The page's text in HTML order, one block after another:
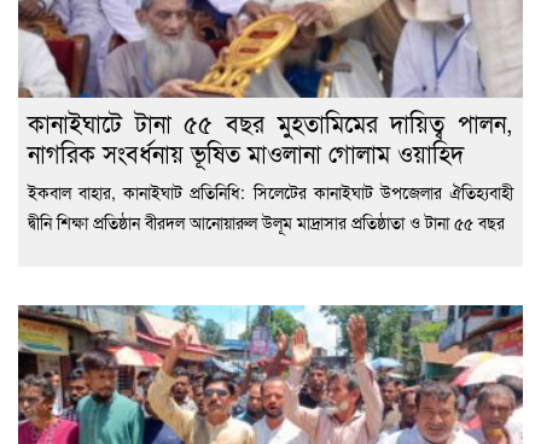
কানাইঘাটে টানা ৫৫ বছর মুহতামিমের দায়িত্ব পালন,
নাগরিক সংবর্ধনায় ভূষিত মাওলানা গোলাম ওয়াহিদ
ইকবাল বাহার, কানাইঘাট প্রতিনিধি: সিলেটের কানাইঘাট উপজেলার ঐতিহ্যবাহী
দ্বীনি শিক্ষা প্রতিষ্ঠান বীরদল আনোয়ারুল উলূম মাদ্রাসার প্রতিষ্ঠাতা ও টানা ৫৫ বছর